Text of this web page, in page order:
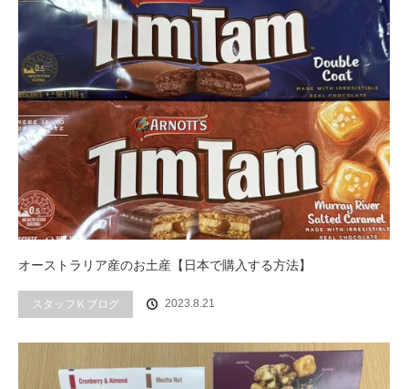
オーストラリア産のお土産【日本で購入する方法】
スタッフＫブログ 2023.8.21